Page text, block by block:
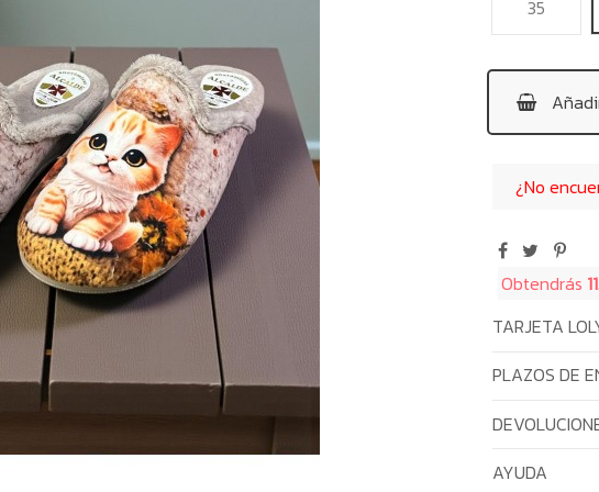
35
¿No
Obtendrás
TARJETA
PLAZOS DE
AYUDA